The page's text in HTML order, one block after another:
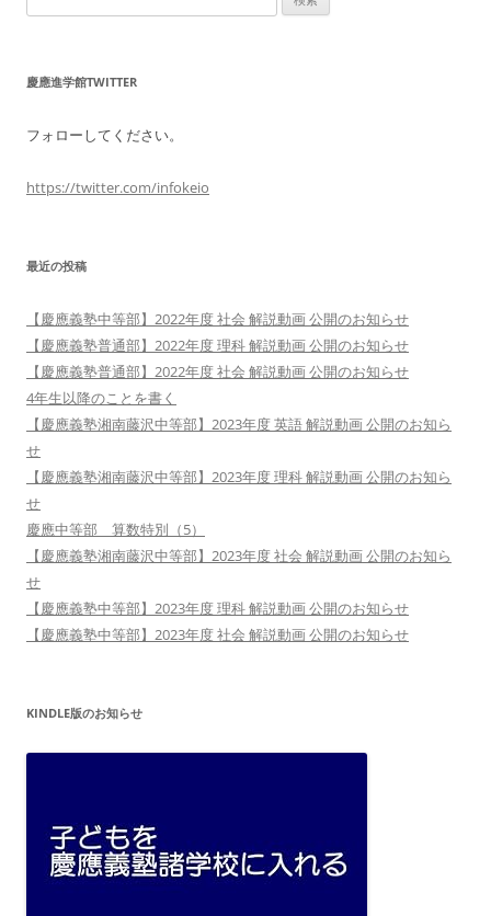
索:
慶應進学館TWITTER
フォローしてください。
https://twitter.com/infokeio
最近の投稿
【慶應義塾中等部】2022年度 社会 解説動画 公開のお知らせ
【慶應義塾普通部】2022年度 理科 解説動画 公開のお知らせ
【慶應義塾普通部】2022年度 社会 解説動画 公開のお知らせ
4年生以降のことを書く
【慶應義塾湘南藤沢中等部】2023年度 英語 解説動画 公開のお知ら
せ
【慶應義塾湘南藤沢中等部】2023年度 理科 解説動画 公開のお知ら
せ
慶應中等部 算数特別（5）
【慶應義塾湘南藤沢中等部】2023年度 社会 解説動画 公開のお知ら
せ
【慶應義塾中等部】2023年度 理科 解説動画 公開のお知らせ
【慶應義塾中等部】2023年度 社会 解説動画 公開のお知らせ
KINDLE版のお知らせ